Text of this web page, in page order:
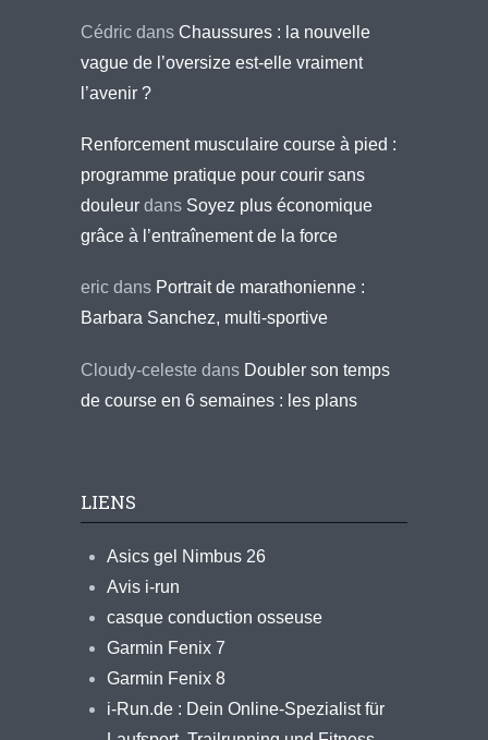
Cédric dans Chaussures : la nouvelle
vague de l’oversize est-elle vraiment
l’avenir ?
Renforcement musculaire course à pied :
programme pratique pour courir sans
douleur dans Soyez plus économique
grâce à l’entraînement de la force
eric dans Portrait de marathonienne :
Barbara Sanchez, multi-sportive
Cloudy-celeste dans Doubler son temps
de course en 6 semaines : les plans
LIENS
Asics gel Nimbus 26
Avis i-run
casque conduction osseuse
Garmin Fenix 7
Garmin Fenix 8
i-Run.de : Dein Online-Spezialist für